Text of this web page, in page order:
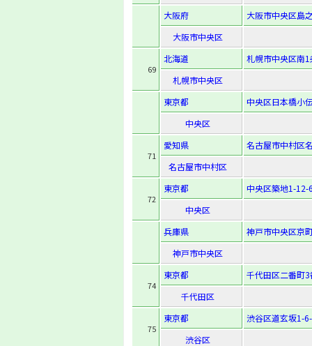
大阪府
大阪市中央区島
大阪市中央区
69
北海道
札幌市中央区南
札幌市中央区
東京都
中央区日本橋小
中央区
71
愛知県
名古屋市中村区
名古屋市中村区
72
東京都
中央区築地1-12-
中央区
兵庫県
神戸市中央区京
神戸市中央区
74
東京都
千代田区二番町
千代田区
75
東京都
渋谷区道玄坂1-
渋谷区